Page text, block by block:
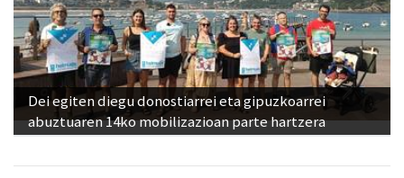
Dei egiten diegu donostiarrei eta gipuzkoarrei
abuztuaren 14ko mobilizazioan parte hartzera